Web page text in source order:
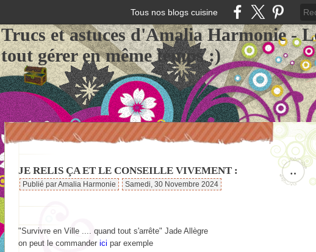
Tous nos blogs cuisine
Trucs et astuces d'Amalia Harmonie -
tout gérer en même temps :)
…
JE RELIS ÇA ET LE CONSEILLE VIVEMENT :
Publié par Amalia Harmonie Samedi, 30 Novembre 2024
"Survivre en Ville .... quand tout s'arrête" Jade Allègre
on peut le commander ici par exemple